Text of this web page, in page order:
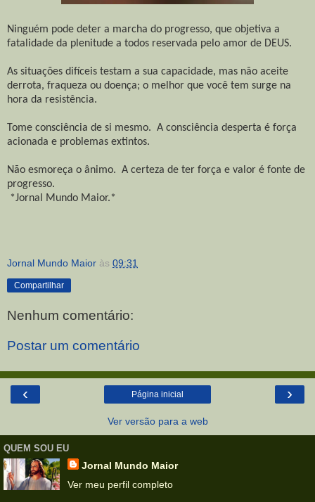
Ninguém pode deter a marcha do progresso, que objetiva a
fatalidade da plenitude a todos reservada pelo amor de DEUS.
As situações difíceis testam a sua capacidade, mas não aceite
derrota, fraqueza ou doença; o melhor que você tem surge na
hora da resistência.
Tome consciência de si mesmo. A consciência desperta é força
acionada e problemas extintos.
Não esmoreça o ânimo. A certeza de ter força e valor é fonte de
progresso.
*Jornal Mundo Maior.*
Jornal Mundo Maior às 09:31
Compartilhar
Nenhum comentário:
Postar um comentário
‹ ›
Página inicial
Ver versão para a web
QUEM SOU EU
Jornal Mundo Maior
Ver meu perfil completo